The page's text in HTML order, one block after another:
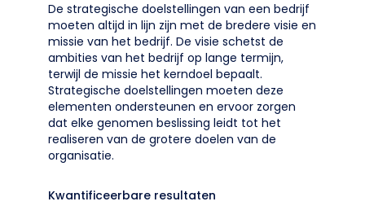
De strategische doelstellingen van een bedrijf
moeten altijd in lijn zijn met de bredere visie en
missie van het bedrijf. De visie schetst de
ambities van het bedrijf op lange termijn,
terwijl de missie het kerndoel bepaalt.
Strategische doelstellingen moeten deze
elementen ondersteunen en ervoor zorgen
dat elke genomen beslissing leidt tot het
realiseren van de grotere doelen van de
organisatie.
Kwantificeerbare resultaten